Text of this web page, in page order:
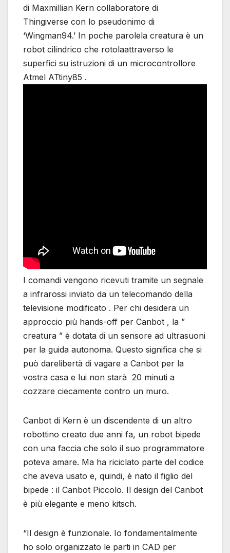
di Maxmillian Kern collaboratore di
Thingiverse con lo pseudonimo di
‘Wingman94.’ In poche parolela creatura è un
robot cilindrico che rotolaattraverso le
superfici su istruzioni di un microcontrollore
Atmel ATtiny85 .
I comandi vengono ricevuti tramite un segnale
a infrarossi inviato da un telecomando della
televisione modificato . Per chi desidera un
approccio più hands-off per Canbot , la ”
creatura ” è dotata di un sensore ad ultrasuoni
per la guida autonoma. Questo significa che si
può darelibertà di vagare a Canbot per la
vostra casa e lui non starà 20 minuti a
cozzare ciecamente contro un muro.
Canbot di Kern è un discendente di un altro
robottino creato due anni fa, un robot bipede
con una faccia che solo il suo programmatore
poteva amare. Ma ha riciclato parte del codice
che aveva usato e, quindi, è nato il figlio del
bipede : il Canbot Piccolo. Il design del Canbot
è più elegante e meno kitsch.
“Il design è funzionale. Io fondamentalmente
ho solo organizzato le parti in CAD per